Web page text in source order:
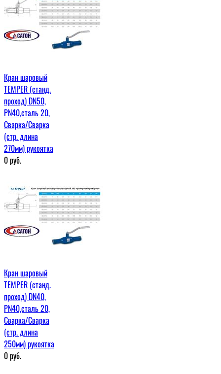
Кран шаровый
TEMPER (станд.
проход) DN50,
PN40,сталь 20,
Сварка/Сварка
(стр. длина
270мм) рукоятка
0руб.
Кран шаровый
TEMPER (станд.
проход) DN40,
PN40,сталь 20,
Сварка/Сварка
(стр. длина
250мм) рукоятка
0руб.